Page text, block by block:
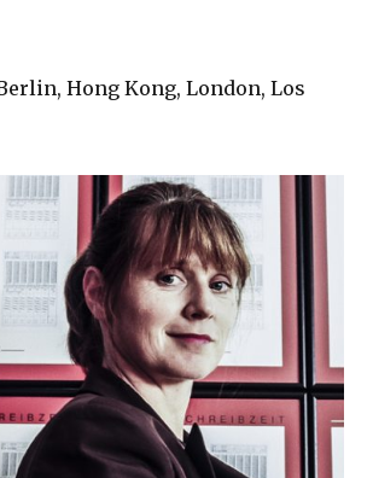
Hong Kong, London, Los